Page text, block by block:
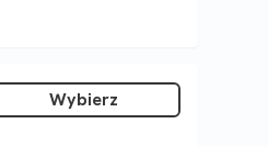
Wybierz